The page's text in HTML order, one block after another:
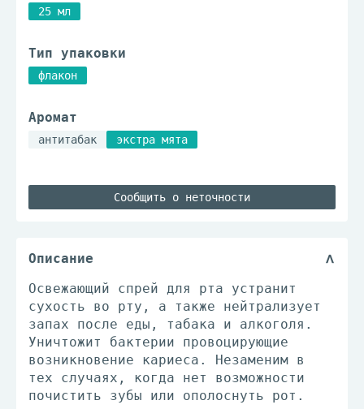
25 мл
Тип упаковки
флакон
Аромат
антитабак экстра мята
Сообщить о неточности
Описание
Освежающий спрей для рта устранит
сухость во рту, а также нейтрализует
запах после еды, табака и алкоголя.
Уничтожит бактерии провоцирующие
возникновение кариеса. Незаменим в
тех случаях, когда нет возможности
почистить зубы или ополоснуть рот.